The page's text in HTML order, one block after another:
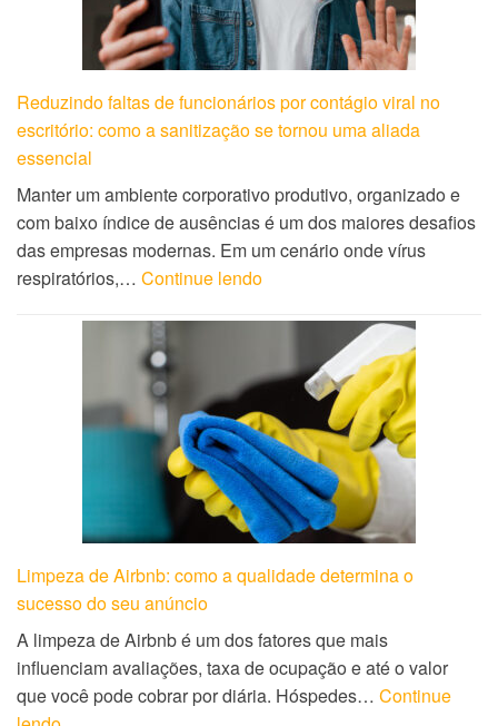
Reduzindo faltas de funcionários por contágio viral no
escritório: como a sanitização se tornou uma aliada
essencial
Manter um ambiente corporativo produtivo, organizado e
com baixo índice de ausências é um dos maiores desafios
das empresas modernas. Em um cenário onde vírus
respiratórios,… Continue lendo
Limpeza de Airbnb: como a qualidade determina o
sucesso do seu anúncio
A limpeza de Airbnb é um dos fatores que mais
influenciam avaliações, taxa de ocupação e até o valor
que você pode cobrar por diária. Hóspedes… Continue